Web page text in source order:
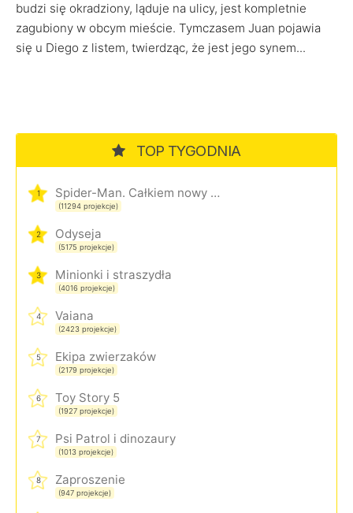
budzi się okradziony, ląduje na ulicy, jest kompletnie
zagubiony w obcym mieście. Tymczasem Juan pojawia
się u Diego z listem, twierdząc, że jest jego synem...
TOP TYGODNIA
1 Spider-Man. Całkiem nowy dzień
(11294 projekcje)
2 Odyseja
(5175 projekcje)
3 Minionki i straszydła
(4016 projekcje)
4 Vaiana
(2423 projekcje)
5 Ekipa zwierzaków
(2179 projekcje)
6 Toy Story 5
(1927 projekcje)
7 Psi Patrol i dinozaury
(1013 projekcje)
8 Zaproszenie
(947 projekcje)